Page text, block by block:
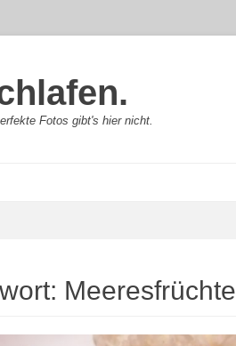
Fotos gibt's hier nicht.
Meeresfrüchte